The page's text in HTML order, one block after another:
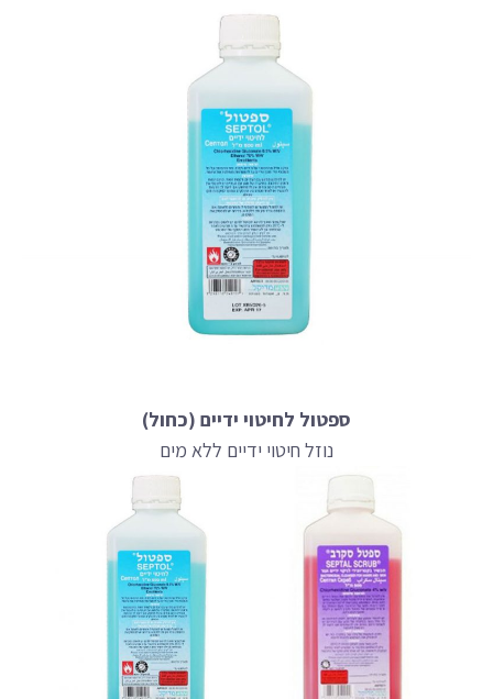
ספטול לחיטוי ידיים (כחול)
נוזל חיטוי ידיים ללא מים